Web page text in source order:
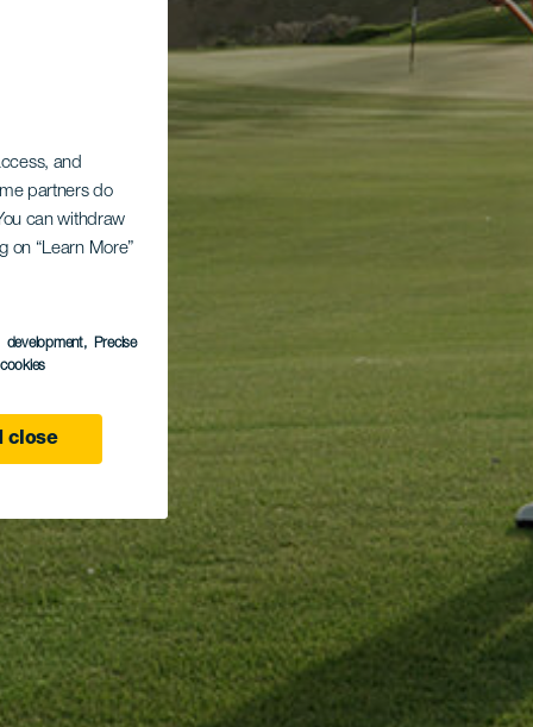
and
partners do
can withdraw
on “Learn More”
development, Precise
close